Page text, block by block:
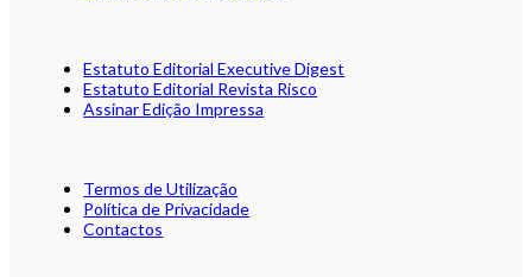
Estatuto Editorial Executive Digest
Estatuto Editorial Revista Risco
Assinar Edição Impressa
Termos de Utilização
Política de Privacidade
Contactos